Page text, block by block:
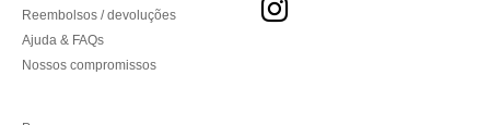
Reembolsos / devoluções
Ajuda & FAQs
Nossos compromissos